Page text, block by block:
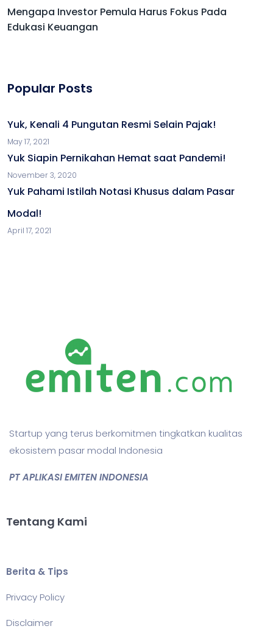
Mengapa Investor Pemula Harus Fokus Pada
Edukasi Keuangan
Popular Posts
Yuk, Kenali 4 Pungutan Resmi Selain Pajak!
May 17, 2021
Yuk Siapin Pernikahan Hemat saat Pandemi!
November 3, 2020
Yuk Pahami Istilah Notasi Khusus dalam Pasar
Modal!
April 17, 2021
Startup yang terus berkomitmen tingkatkan kualitas
ekosistem pasar modal Indonesia
PT APLIKASI EMITEN INDONESIA
Tentang Kami
Berita & Tips
Privacy Policy
Disclaimer